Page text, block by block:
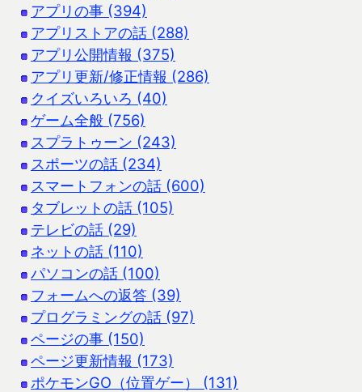
アプリの事 (394)
アプリストアの話 (288)
アプリ公開情報 (375)
アプリ更新/修正情報 (286)
クイズいろいろ (40)
ゲーム全般 (756)
スプラトゥーン (243)
スポーツの話 (234)
スマートフォンの話 (600)
タブレットの話 (105)
テレビの話 (29)
ネットの話 (110)
パソコンの話 (100)
フォームへの返答 (39)
プログラミングの話 (97)
ページの事 (150)
ページ更新情報 (173)
ポケモンGO（位置ゲー） (131)